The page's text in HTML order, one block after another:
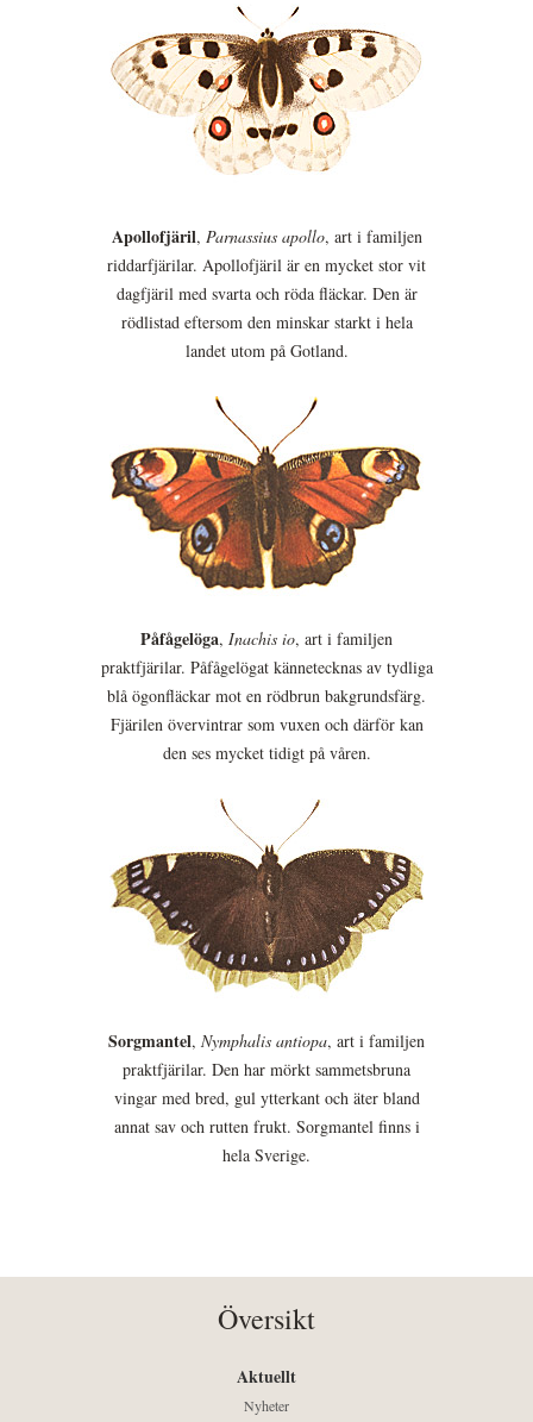
Apollofjäril, Parnassius apollo, art i familjen
riddarfjärilar. Apollofjäril är en mycket stor vit
dagfjäril med svarta och röda fläckar. Den är
rödlistad eftersom den minskar starkt i hela
landet utom på Gotland.
Påfågelöga, Inachis io, art i familjen
praktfjärilar. Påfågelögat kännetecknas av tydliga
blå ögonfläckar mot en rödbrun bakgrundsfärg.
Fjärilen övervintrar som vuxen och därför kan
den ses mycket tidigt på våren.
Sorgmantel, Nymphalis antiopa, art i familjen
praktfjärilar. Den har mörkt sammetsbruna
vingar med bred, gul ytterkant och äter bland
annat sav och rutten frukt. Sorgmantel finns i
hela Sverige.
Översikt
Aktuellt
Nyheter